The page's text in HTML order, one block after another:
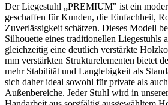
Der Liegestuhl „PREMIUM" ist ein
geschaffen für Kunden, die Einfachheit,
Zuverlässigkeit schätzen. Dieses Modell
Silhouette eines traditionellen Liegestuhls
gleichzeitig eine deutlich verstärkte
mm verstärkten Strukturelementen bietet
mehr Stabilität und Langlebigkeit als
sich daher ideal sowohl für private als
Außenbereiche. Jeder Stuhl wird in